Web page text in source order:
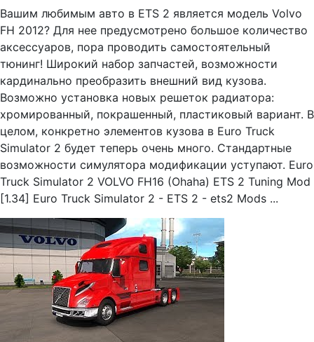
Вашим любимым авто в ETS 2 является модель Volvo
FH 2012? Для нее предусмотрено большое количество
аксессуаров, пора проводить самостоятельный
тюнинг! Широкий набор запчастей, возможности
кардинально преобразить внешний вид кузова.
Возможно установка новых решеток радиатора:
хромированный, покрашенный, пластиковый вариант. В
целом, конкретно элементов кузова в Euro Truck
Simulator 2 будет теперь очень много. Стандартные
возможности симулятора модификации уступают. Euro
Truck Simulator 2 VOLVO FH16 (Ohaha) ETS 2 Tuning Mod
[1.34] Euro Truck Simulator 2 - ETS 2 - ets2 Mods ...